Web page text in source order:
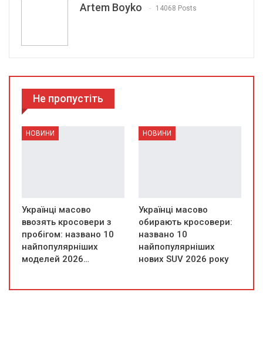
Artem Boyko 14068 Posts
Не пропустіть
НОВИНИ
Українці масово
ввозять кросовери з
пробігом: названо 10
найпопулярніших
моделей 2026…
НОВИНИ
Українці масово
обирають кросовери:
названо 10
найпопулярніших
нових SUV 2026 року